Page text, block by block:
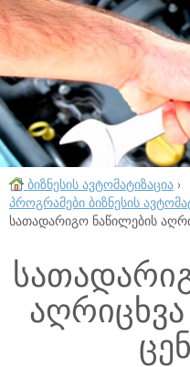
ბიზნესის ავტომატიზაცია ›
პროგრამები ბიზნესის
სათადარიგო ნაწილების